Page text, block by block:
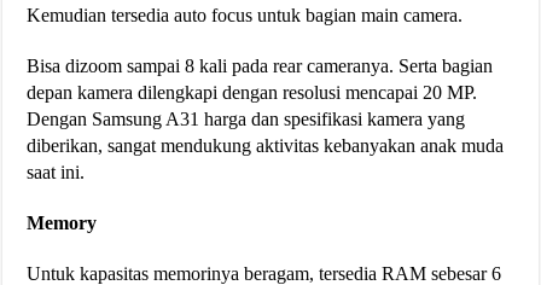
Kemudian tersedia auto focus untuk bagian main camera.
Bisa dizoom sampai 8 kali pada rear cameranya. Serta bagian
depan kamera dilengkapi dengan resolusi mencapai 20 MP.
Dengan Samsung A31 harga dan spesifikasi kamera yang
diberikan, sangat mendukung aktivitas kebanyakan anak muda
saat ini.
Memory
Untuk kapasitas memorinya beragam, tersedia RAM sebesar 6